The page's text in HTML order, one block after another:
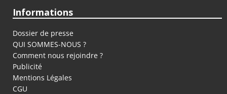
Informations
Dossier de presse
QUI SOMMES-NOUS ?
Comment nous rejoindre ?
Publicité
Mentions Légales
CGU